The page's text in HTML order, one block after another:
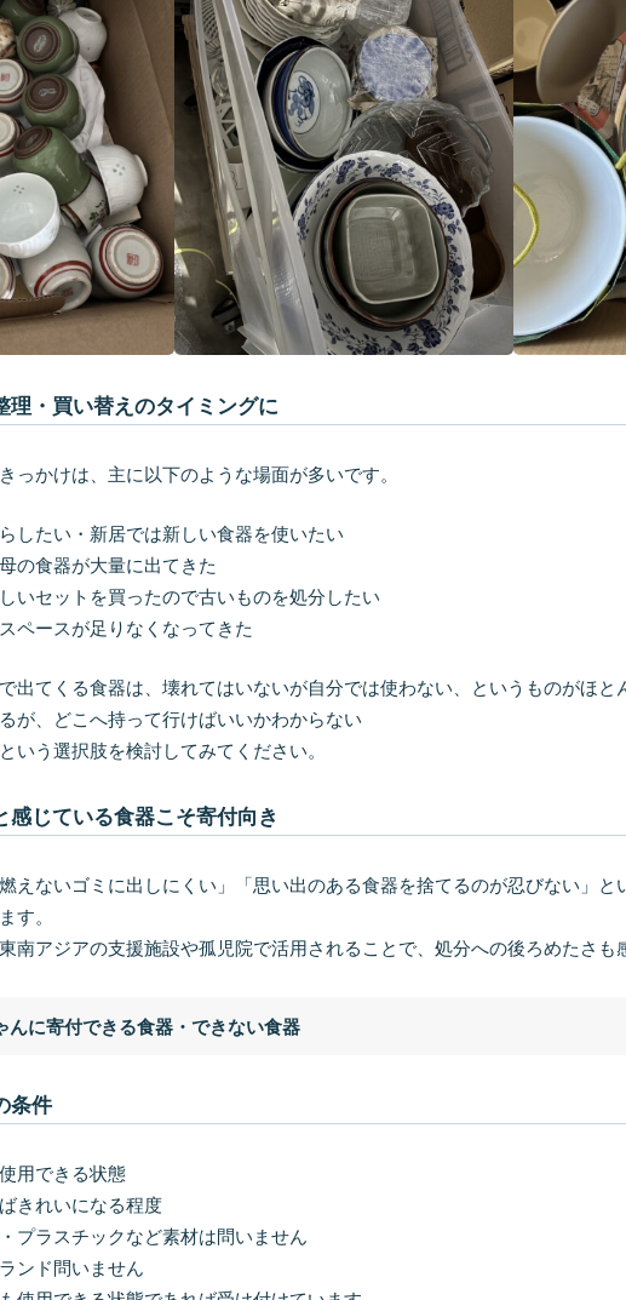
理・買い替えのタイミングに
っかけは、主に以下のような場面が多いです。
したい・新居では新しい食器を使いたい
の食器が大量に出てきた
しいセットを買ったので古いものを処分したい
スペースが足りなくなってきた
出てくる食器は、壊れてはいないが自分では使わない、というものがほと
が、どこへ持って行けばいいかわからない
いう選択肢を検討してみてください。
感じている食器こそ寄付向き
えないゴミに出しにくい」「思い出のある食器を捨てるのが忍びない」と
す。
南アジアの支援施設や孤児院で活用されることで、処分への後ろめたさも
んに寄付できる食器・できない食器
条件
用できる状態
きれいになる程度
プラスチックなど素材は問いません
ンド問いません